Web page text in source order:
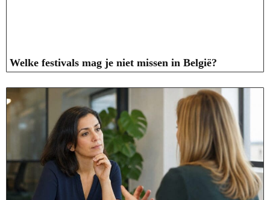
Welke festivals mag je niet missen in België?